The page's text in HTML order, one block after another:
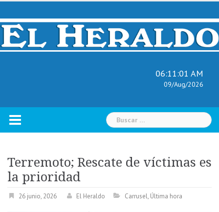
Skip
content
06:11:02 AM
09/Aug/2026
Buscar:
Terremoto; Rescate de víctimas es
la prioridad
26 junio, 2026 El Heraldo Carrusel, Última hora